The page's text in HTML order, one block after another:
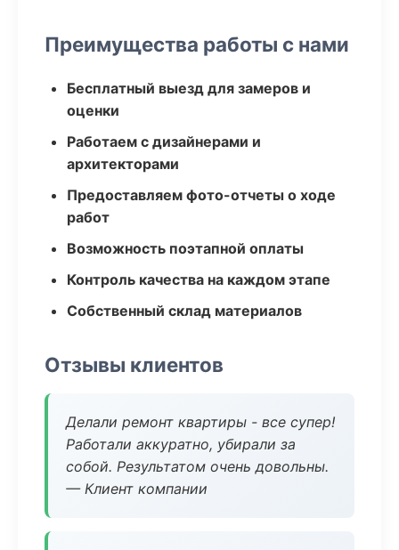
Преимущества работы с нами
Бесплатный выезд для замеров и
оценки
Работаем с дизайнерами и
архитекторами
Предоставляем фото-отчеты о ходе
работ
Возможность поэтапной оплаты
Контроль качества на каждом этапе
Собственный склад материалов
Отзывы клиентов
Делали ремонт квартиры - все супер!
Работали аккуратно, убирали за
собой. Результатом очень довольны.
— Клиент компании